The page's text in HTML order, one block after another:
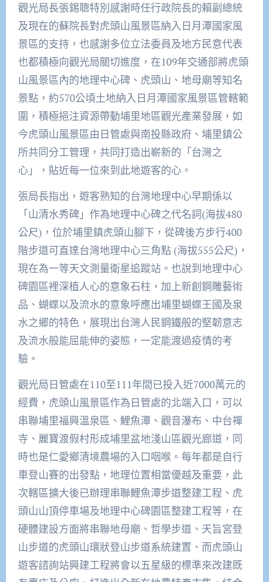
觀光局長張錫聰特別感謝時任行政院長的賴副總統
及現在的蘇院長對虎頭山風景區納入日月潭國家風
景區的支持，也感謝多位立法委員及地方民意代表
也都積極向觀光局關切進度，在109年交通部將虎頭
山風景區內的地理中心碑、虎頭山、地母廟等知名
景點，約570公頃土地納入日月潭國家風景區管轄範
圍，積極挹注資源帶動埔里地區觀光產業發展，如
今虎頭山風景區由日管處與南投縣政府、埔里鎮公
所共同分工管理，共同打造出嶄新的「台灣之
心」，貼近每一位來到此地遊客的心。
張局長指出，遊客熟知的台灣地理中心早期係以
「山清水秀碑」作為地理中心碑之代名詞(海拔480
公尺)，位於埔里鎮虎頭山腳下，從碑後方步行400
階步道可直達台灣地理中心三角點 (海拔555公尺)，
現在為一等天文測量衛星追蹤站。也說到地理中心
碑園區裡深植人心的意象石柱，加上新創鋼雕藝術
品、蝴蝶以及流水的意象呼應出埔里蝴蝶王國及泉
水之鄉的特色，展現出台灣人民鋼鐵般的堅韌意志
及流水般能屈能伸的姿態，一定能渡過疫情的考
驗。
觀光局日管處在110至111年間已投入近7000萬元的
經費，虎頭山風景區作為日管處的北端入口，可以
串聯埔里福興溫泉區、鯉魚潭、觀音瀑布、中台禪
寺、麗寶渡假村形成埔里盆地淺山區觀光廊道，同
時也是仁愛鄉清境農場的入口咽喉。每年都是自行
車登山賽的出發點，地理位置相當優越及重要，此
次轄區擴大後已辦理串聯鯉魚潭步道整建工程、虎
頭山山頂停車場及地理中心碑園區整建工程等，在
硬體建設方面將串聯地母廟、哲學步道、天旨宮登
山步道的虎頭山環狀登山步道系統建置、而虎頭山
遊客諮詢站興建工程將會以五星級的標準來改建既